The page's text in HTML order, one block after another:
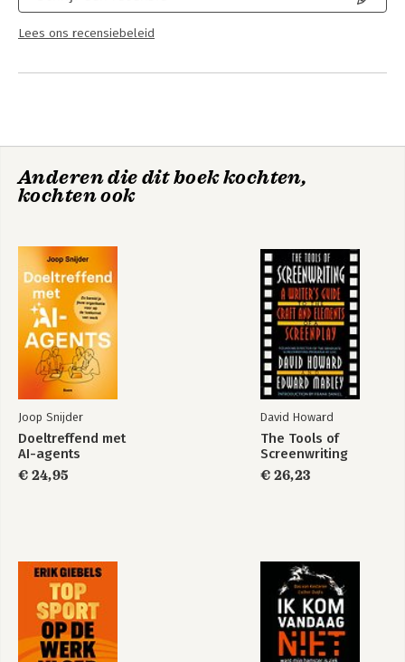
Lees ons recensiebeleid
Anderen die dit boek kochten,
kochten ook
Joop Snijder
Doeltreffend met
AI-agents
€ 24,95
David Howard
The Tools of
Screenwriting
€ 26,23